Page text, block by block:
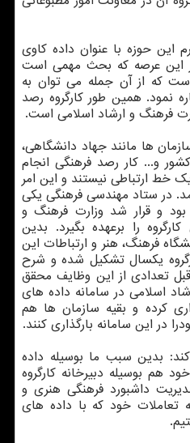
این حوزه با عنوان داده کاوی
این عرصه که بحث مهمی است
است که از آن جمله می توان به
نمود. همین طور کارگروه رصد
فرهنگ و ارشاد اسلامی است.
ها مانند جهاد دانشگاهی،
و... کار رصد فرهنگی انجام
خط ارتباطی نیستند و این امر
در ستاد مهندسی فرهنگی یکی
و قرار شد وزارت فرهنگ و
را برعهده بگیرد. بدین
فرهنگ، هنر و ارتباطات این
یکسال تشکیل شده و شرح
تعدادی از این وظایف محقق
اسلامی در سامانه داده های
کرده و بقیه سازمان ها هم
در این سامانه بارگذاری کنند.
بدین سبب ما بوسیله داده
هم بوسیله دبیرخانه کارگروه
داشبورد فرهنگی هنری و
تعاملات خود که با داده های